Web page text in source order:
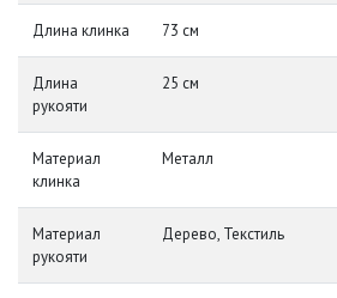
Длина клинка 73 см
Длина
рукояти
25 см
Материал
клинка
Металл
Материал
рукояти
Дерево, Текстиль